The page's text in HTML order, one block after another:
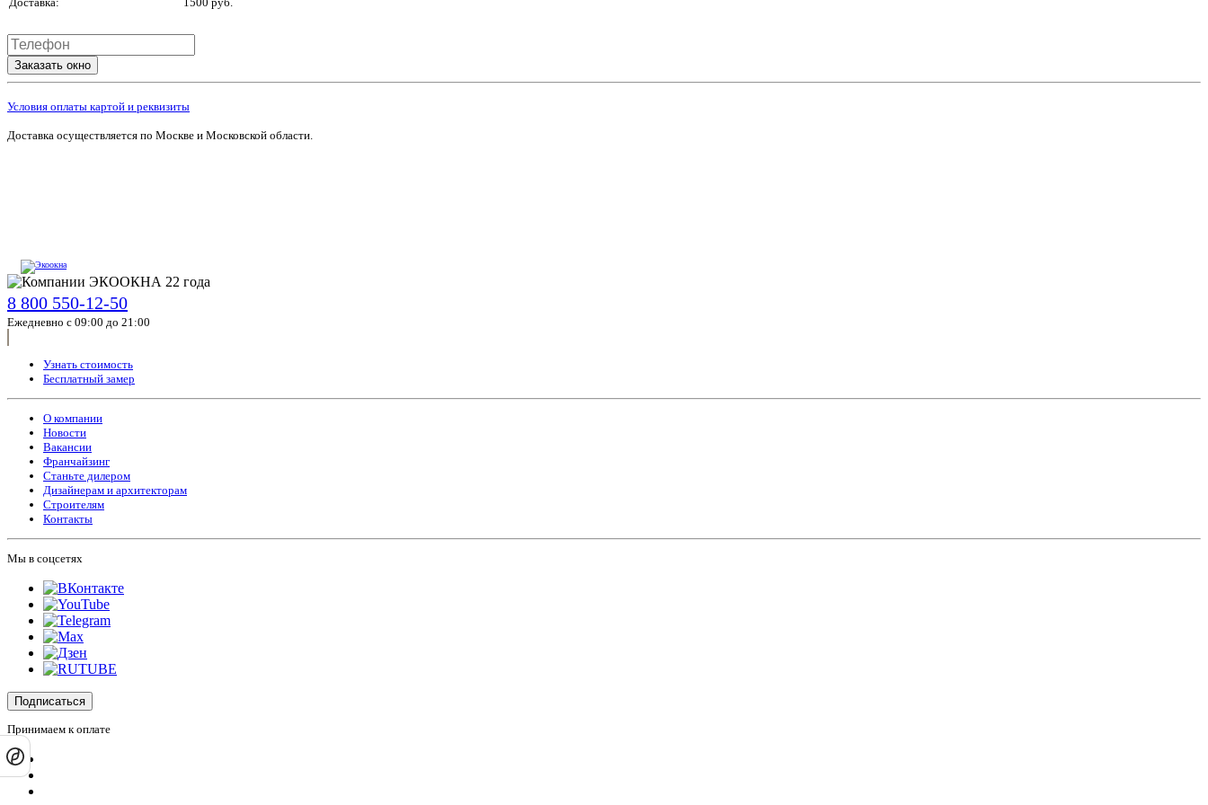
Заказать окно
Условия оплаты картой и реквизиты
Доставка осуществляется по Москве и Московской области.
8 800 550-12-50
Ежедневно с 09:00 до 21:00
Узнать стоимость
Бесплатный замер
О компании
Новости
Вакансии
Франчайзинг
Станьте дилером
Дизайнерам и архитекторам
Строителям
Контакты
Мы в соцсетях
Подписаться
Принимаем к оплате